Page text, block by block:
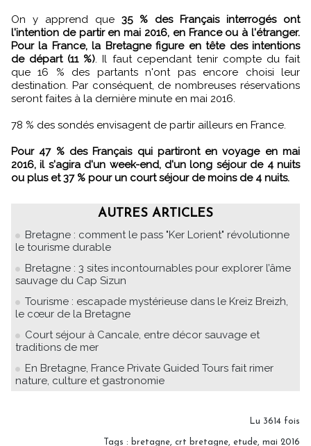
On y apprend que 35 % des Français interrogés ont
l'intention de partir en mai 2016, en France ou à l'étranger.
Pour la France, la Bretagne figure en tête des intentions
de départ (11 %). Il faut cependant tenir compte du fait
que 16 % des partants n'ont pas encore choisi leur
destination. Par conséquent, de nombreuses réservations
seront faites à la dernière minute en mai 2016.
78 % des sondés envisagent de partir ailleurs en France.
Pour 47 % des Français qui partiront en voyage en mai
2016, il s'agira d'un week-end, d'un long séjour de 4 nuits
ou plus et 37 % pour un court séjour de moins de 4 nuits.
AUTRES ARTICLES
Bretagne : comment le pass "Ker Lorient" révolutionne
le tourisme durable
Bretagne : 3 sites incontournables pour explorer l’âme
sauvage du Cap Sizun
Tourisme : escapade mystérieuse dans le Kreiz Breizh,
le cœur de la Bretagne
Court séjour à Cancale, entre décor sauvage et
traditions de mer
En Bretagne, France Private Guided Tours fait rimer
nature, culture et gastronomie
Lu 3614 fois
Tags : bretagne, crt bretagne, etude, mai 2016